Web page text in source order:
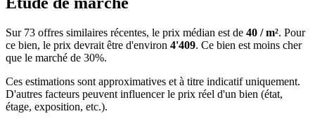
Sur 73 offres similaires récentes, le prix médian est de 40 / m². Pour
ce bien, le prix devrait être d'environ 4'409. Ce bien est moins cher
que le marché de 30%.
Ces estimations sont approximatives et à titre indicatif uniquement.
D'autres facteurs peuvent influencer le prix réel d'un bien (état,
étage, exposition, etc.).